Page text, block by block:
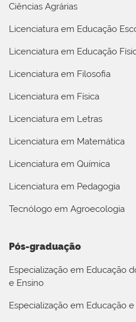
Ciências Agrárias
Licenciatura em Educação
Licenciatura em Educação
Licenciatura em Filosofia
Licenciatura em Física
Licenciatura em Letras
Licenciatura em Matemática
Licenciatura em Química
Licenciatura em Pedagogia
Tecnólogo em Agroecologia
Pós-graduação
Especialização em Educação
e Ensino
Especialização em Educação